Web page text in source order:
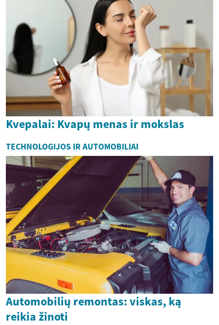
Kvepalai: Kvapų menas ir mokslas
TECHNOLOGIJOS IR AUTOMOBILIAI
Automobilių remontas: viskas, ką
reikia žinoti